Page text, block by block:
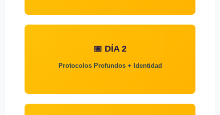
📅 DÍA 2
Protocolos Profundos + Identidad